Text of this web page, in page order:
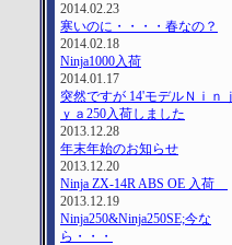
2014.02.23
寒いのに・・・・春なの？
2014.02.18
Ninja1000入荷
2014.01.17
突然ですが 14'モデルＮｉｎ
ｙａ250入荷しました
2013.12.28
年末年始のお知らせ
2013.12.20
Ninja ZX-14R ABS OE 入荷
2013.12.19
Ninja250&Ninja250SE;今な
ら・・・